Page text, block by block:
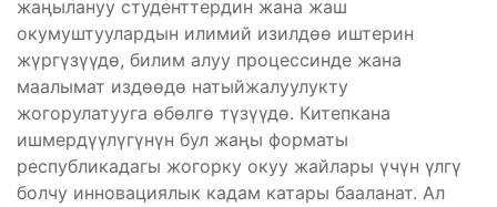
жаңылануу студенттердин жана жаш
окумуштуулардын илимий изилдөө иштерин
жүргүзүүдө, билим алуу процессинде жана
маалымат издөөдө натыйжалуулукту
жогорулатууга өбөлгө түзүүдө. Китепкана
ишмердүүлүгүнүн бул жаңы форматы
республикадагы жогорку окуу жайлары үчүн үлгү
болчу инновациялык кадам катары бааланат. Ал